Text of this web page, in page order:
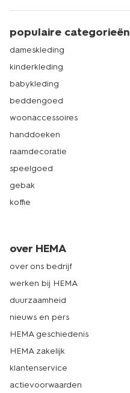
populaire categorieën
dameskleding
kinderkleding
babykleding
beddengoed
woonaccessoires
handdoeken
raamdecoratie
speelgoed
gebak
koffie
over HEMA
over ons bedrijf
werken bij HEMA
duurzaamheid
nieuws en pers
HEMA geschiedenis
HEMA zakelijk
klantenservice
actievoorwaarden